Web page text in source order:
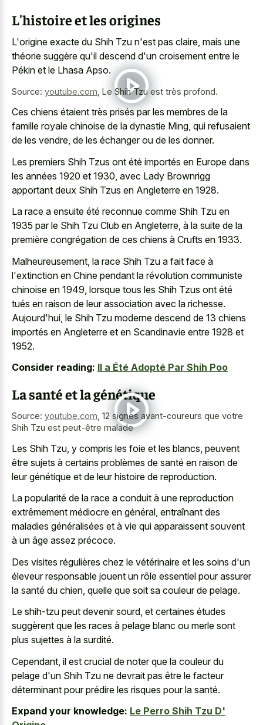
L'histoire et les origines
L'origine exacte du Shih Tzu n'est pas claire, mais une
théorie suggère qu'il descend d'un croisement entre le
Pékin et le Lhasa Apso.
Source: youtube.com Le Shih Tzu est très profond.
Ces chiens étaient très prisés par les membres de la
famille royale chinoise de la dynastie Ming, qui refusaient
de les vendre, de les échanger ou de les donner.
Les premiers Shih Tzus ont été importés en Europe dans
les années 1920 et 1930, avec Lady Brownrigg
apportant deux Shih Tzus en Angleterre en 1928.
La race a ensuite été reconnue comme Shih Tzu en
1935 par le Shih Tzu Club en Angleterre, à la suite de la
première congrégation de ces chiens à Crufts en 1933.
Malheureusement, la race Shih Tzu a fait face à
l'extinction en Chine pendant la révolution communiste
chinoise en 1949, lorsque tous les Shih Tzus ont été
tués en raison de leur association avec la richesse.
Aujourd'hui, le Shih Tzu moderne descend de 13 chiens
importés en Angleterre et en Scandinavie entre 1928 et
1952.
Consider reading: Il a Été Adopté Par Shih Poo
La santé et la génétique
Source: youtube.com 12 signes avant-coureurs que votre
Shih Tzu est peut-être malade
Les Shih Tzu, y compris les foie et les blancs, peuvent
être sujets à certains problèmes de santé en raison de
leur génétique et de leur histoire de reproduction.
La popularité de la race a conduit à une reproduction
extrêmement médiocre en général, entraînant des
maladies généralisées et à vie qui apparaissent souvent
à un âge assez précoce.
Des visites régulières chez le vétérinaire et les soins d'un
éleveur responsable jouent un rôle essentiel pour assurer
la santé du chien, quelle que soit sa couleur de pelage.
Le shih-tzu peut devenir sourd, et certaines études
suggèrent que les races à pelage blanc ou merle sont
plus sujettes à la surdité.
Cependant, il est crucial de noter que la couleur du
pelage d'un Shih Tzu ne devrait pas être le facteur
déterminant pour prédire les risques pour la santé.
Expand your knowledge: Le Perro Shih Tzu D'